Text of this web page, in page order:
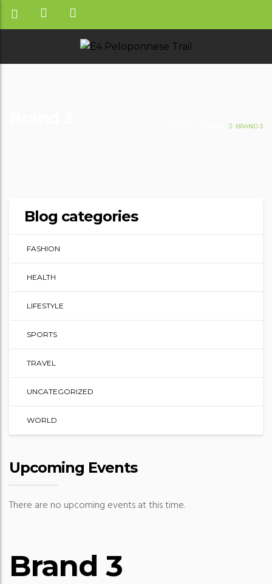
BRAND 3
Blog categories
FASHION
HEALTH
LIFESTYLE
SPORTS
TRAVEL
UNCATEGORIZED
WORLD
Upcoming Events
There are no upcoming events at this time.
Brand 3